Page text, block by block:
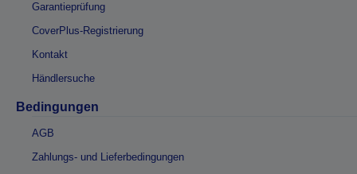
Garantieprüfung
CoverPlus-Registrierung
Kontakt
Händlersuche
Bedingungen
AGB
Zahlungs- und Lieferbedingungen